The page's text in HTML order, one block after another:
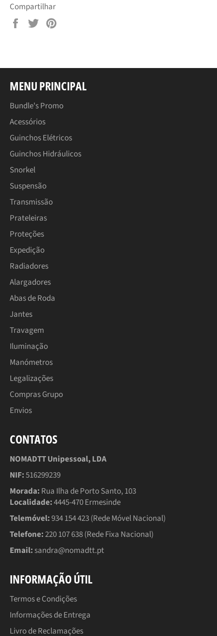
Compartilhar
Compartilhar
Tuitar
MENU PRINCIPAL
Bundle's Promo
Acessórios
Guinchos Elétricos
Guinchos Hidráulicos
Snorkel
Suspensão
Transmissão
Prateleiras
Proteções
Expedição
Radiadores
Alargadores
Abas de Roda
Jantes
Travagem
Iluminação
Manómetros
Legalizações
Compras Grupo
Envios
CONTATOS
NOMADTT Unipessoal, LDA
NIF:516299239
Morada: Rua Ilha de Porto Santo, 103
Localidade:4445-470 Ermesinde
Telemóvel:934 154 423 (Rede Móvel Nacional)
Telefone:220 107 638 (Rede Fixa Nacional)
Email: sandra@nomadtt.pt
INFORMAÇÃO ÚTIL
Termos e Condições
Informações de Entrega
Livro de Reclamações